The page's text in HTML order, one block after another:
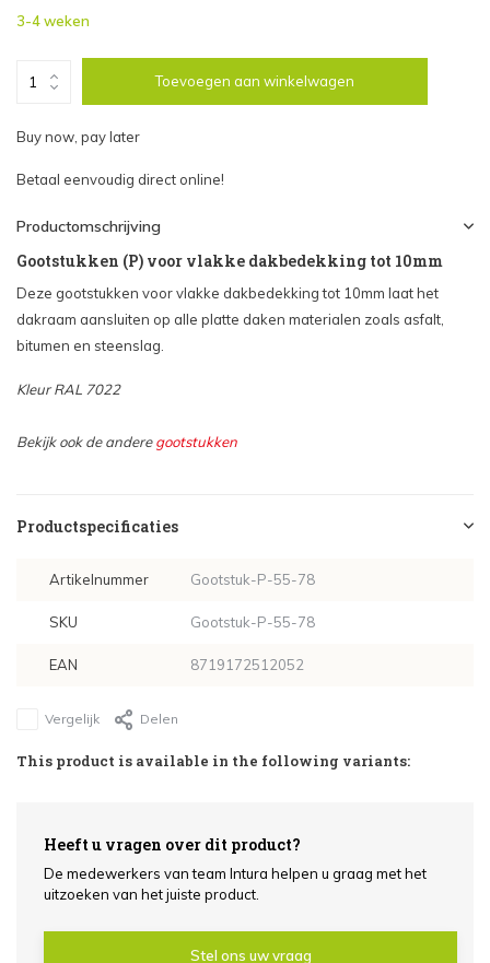
Maat: 66x98cm - €109,22
Maat: 78x118cm - €114,93
Maat: 78x140cm - €124,23
Maat: 94x118cm - €135,08
Maat: 94x140cm - €139,21
Maat: 114x118cm - €141,82
Maat: 94x160cm - €153,19
3-4 weken
Toevoegen aan winkelwagen
Buy now, pay later
Betaal eenvoudig direct online!
Productomschrijving
Gootstukken (P) voor vlakke dakbedekking tot 10mm
Deze gootstukken voor vlakke dakbedekking tot 10mm laat het
dakraam aansluiten op alle platte daken materialen zoals asfalt,
bitumen en steenslag.
Kleur RAL 7022
Bekijk ook de anderegootstukken
Productspecificaties
Artikelnummer Gootstuk-P-55-78
SKU Gootstuk-P-55-78
EAN 8719172512052
Vergelijk Delen
This product is available in the following variants:
Heeft u vragen over dit product?
De medewerkers van team Intura helpen u graag met het
uitzoeken van het juiste product.
Stel ons uw vraag